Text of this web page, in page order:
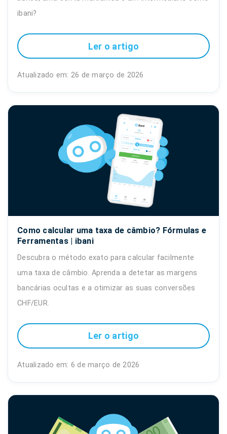
ibani?
Ler o artigo
Atualizado em: 26 de março de 2026
Como calcular uma taxa de câmbio? Fórmulas e
Ferramentas | ibani
Descubra o método exato para calcular facilmente
uma taxa de câmbio. Aprenda a detetar as margens
bancárias ocultas e a otimizar as suas conversões
CHF/EUR.
Ler o artigo
Atualizado em: 6 de março de 2026